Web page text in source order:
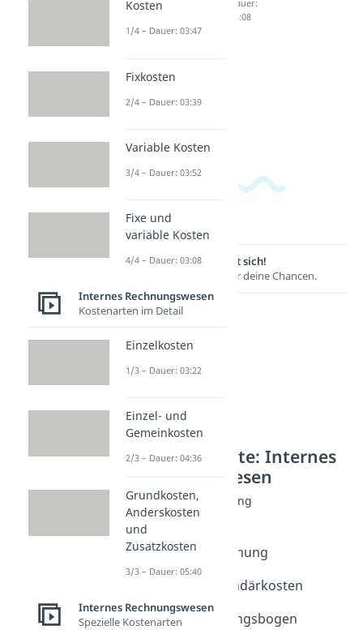
ärkoste
n
02:00
Dauer:
04:08
Lernen lohnt sich!
Entdecke hier deine Chancen.
Weitere Inhalte: Internes
Rechnungswesen
Kostenstellenrechnung
Kostenstelle
Dauer: 03:54
Kostenstellenrechnung
Dauer: 04:28
Primär- und Sekundärkosten
Dauer: 01:58
Betriebsabrechnungsbogen
Kosten
1/4 – Dauer: 03:47
Fixkosten
2/4 – Dauer: 03:39
Variable Kosten
3/4 – Dauer: 03:52
Fixe und
variable Kosten
4/4 – Dauer: 03:08
Internes Rechnungswesen
Kostenarten im Detail
Einzelkosten
1/3 – Dauer: 03:22
Einzel- und
Gemeinkosten
2/3 – Dauer: 04:36
Grundkosten,
Anderskosten
und
Zusatzkosten
3/3 – Dauer: 05:40
Internes Rechnungswesen
Spezielle Kostenarten